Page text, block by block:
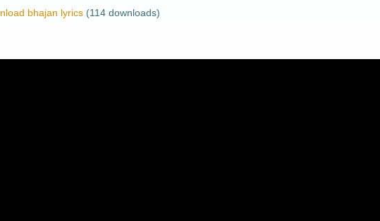
bhajan lyrics (114 downloads)